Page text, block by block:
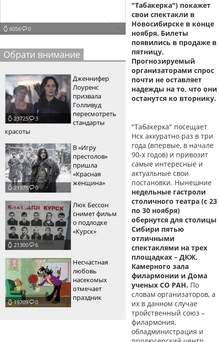
пїЅпїЅпїЅпїЅпїЅпїЅпїЅпїЅпїЅпїЅпїЅ
пїЅпїЅпїЅ
пїЅпїЅпїЅпїЅпїЅпїЅпїЅпїЅпїЅ
пїЅпїЅпїЅ пїЅпїЅпїЅпїЅпїЅ
пїЅпїЅпїЅ пїЅпїЅпїЅпїЅпїЅпїЅ
пїЅпїЅпїЅпїЅпїЅ
пїЅпїЅпїЅпїЅпїЅпїЅпїЅпїЅпїЅпїЅ
пїЅпїЅпїЅпїЅпїЅпїЅпїЅпїЅпїЅпїЅ
6056 0
Обрати внимание
23725 3
Дженнифер
Лоуренс
призвала
Голливуд
пересмотреть
стандарты
красоты
21975 0
В «Игру
престолов»
пришла
«Красная
женщина»
21300 6
Люк Бессон
снимет фильм
о подлодке
«Курск»
19709 0
Несчастная
любовь
насекомых
отмечает
праздник
"Табакерка") покажет
свои спектакли в
Новосибирске в конце
ноября. Билеты
появились в продаже в
пятницу.
Прогнозируемый
организаторами спрос
почти не оставляет
надежды на то, что они
останутся ко вторнику.
"Табакерка" посещает
Нск аккуратно раз в три
года (впервые, в начале
90-х годов) и привозит
самые интересные и
актуальные свои
постановки. Нынешние
недельные гастроли
столичного театра (с 23
по 30 ноября)
обернутся для столицы
Сибири пятью
отличными
спектаклями на трех
площадках – ДКЖ,
Камерного зала
филармонии и Дома
ученых СО РАН. По
словам организаторов, а
их в данном случае
тройственный союз –
филармония,
обладминистрация и